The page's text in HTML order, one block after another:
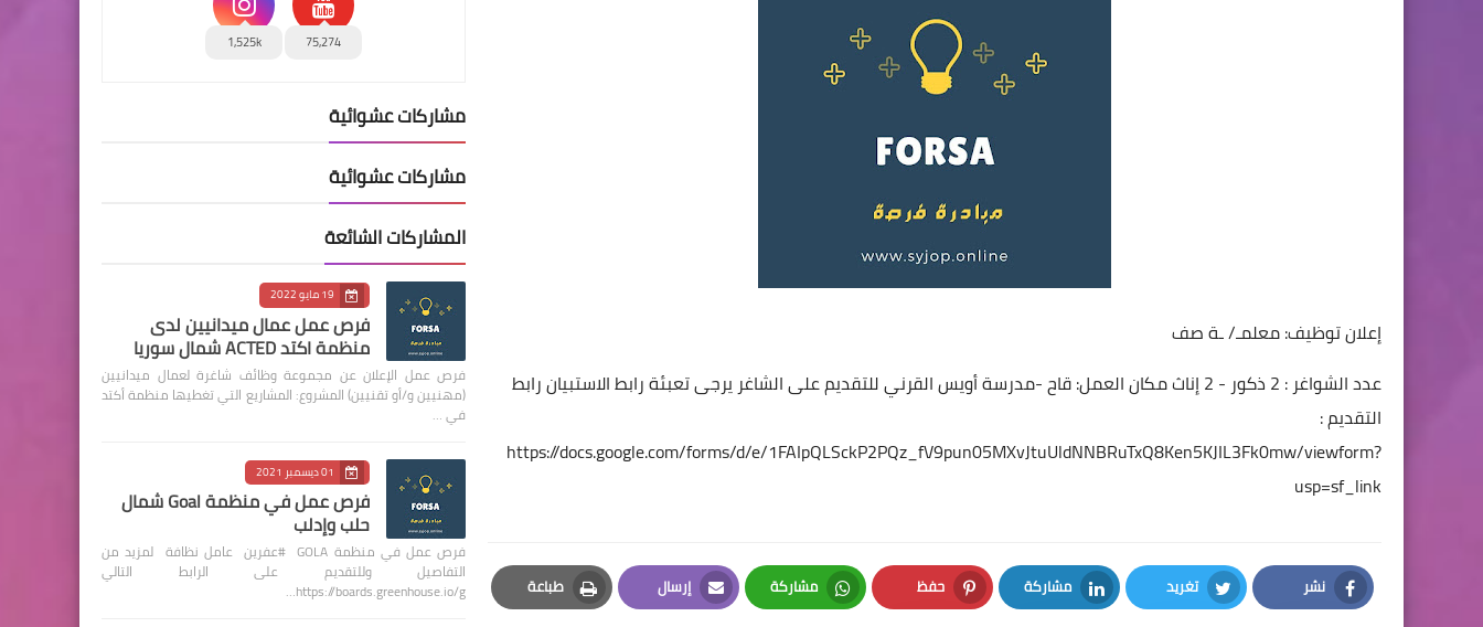
إعلان توظيف: معلمـ/ ـة صف
عدد الشواغر : 2 ذكور - 2 إناث مكان العمل: قاح -مدرسة أويس القرني للتقديم على الشاغر يرجى تعبئة رابط الاستبيان رابط
التقديم :
https://docs.google.com/forms/d/e/1FAIpQLSckP2PQz_fV9pun05MXvJtuUldNNBRuTxQ8Ken5KJIL3Fk0mw/viewform?
usp=sf_link
نشر
Facebook
تغريد
Twitter
مشاركة
LinkedIn
حفظ
Pinterest
مشاركة
Whatsapp
إرسال
Email
طباعة
Print
75,274
1,525k
مشاركات عشوائية
مشاركات عشوائية
المشاركات الشائعة
19 مايو 2022
فرص عمل عمال ميدانيين لدى
منظمة اكتد ACTED شمال سوريا
فرص عمل الإعلان عن مجموعة وظائف شاغرة لعمال ميدانيين
(مهنيين و/أو تقنيين) المشروع: المشاريع التي تغطيها منظمة أكتد
في …
01 ديسمبر 2021
فرص عمل في منظمة Goal شمال
حلب وإدلب
فرص عمل في منظمة GOLA #عفرين عامل نظافة لمزيد من
التفاصيل وللتقديم على الرابط التالي
https://boards.greenhouse.io/g…